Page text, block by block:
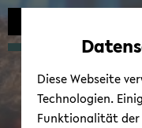
Diese Webseite
Technologien.
Funktionalität der